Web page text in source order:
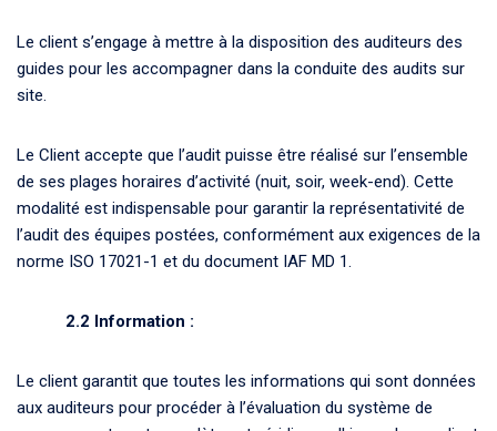
Le client s’engage à mettre à la disposition des auditeurs des
guides pour les accompagner dans la conduite des audits sur
site.
Le Client accepte que l’audit puisse être réalisé sur l’ensemble
de ses plages horaires d’activité (nuit, soir, week-end). Cette
modalité est indispensable pour garantir la représentativité de
l’audit des équipes postées, conformément aux exigences de la
norme ISO 17021-1 et du document IAF MD 1.
2.2 Information :
Le client garantit que toutes les informations qui sont données
aux auditeurs pour procéder à l’évaluation du système de